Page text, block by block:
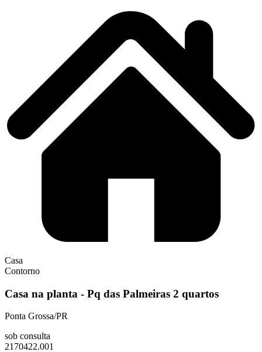
Casa
Contorno
Casa na planta - Pq das Palmeiras 2 quartos
Ponta Grossa/PR
sob consulta
2170422.001